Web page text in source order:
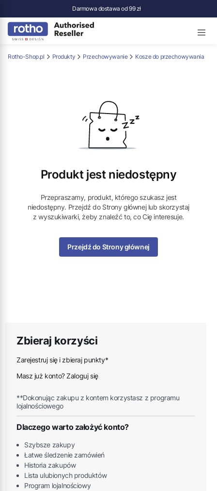
Darmowa dostawa od 99 zł
Rotho-Shop.pl Produkty Przechowywanie Kosze do przechowywania
Produkt jest niedostępny
Przepraszamy, produkt, którego szukasz jest
niedostępny. Przejdź do Strony głównej lub skorzystaj
z wyszukiwarki, żeby znaleźć to, co Cię interesuje.
Przejdź do Strony głównej
Zbieraj korzyści
Zarejestruj się i zbieraj punkty*
Masz już konto? Zaloguj się
**Dokonując zakupu z kontem korzystasz z programu
lojalnościowego
Dlaczego warto założyć konto?
Szybsze zakupy
Łatwe śledzenie zamówień
Historia zakupów
Lista ulubionych produktów
Program lojalnościowy